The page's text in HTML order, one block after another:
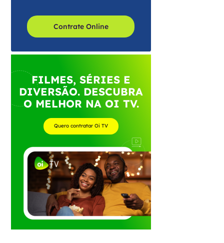
Contrate Online
FILMES, SÉRIES E
DIVERSÃO. DESCUBRA
O MELHOR NA OI TV.
Quero contratar Oi TV